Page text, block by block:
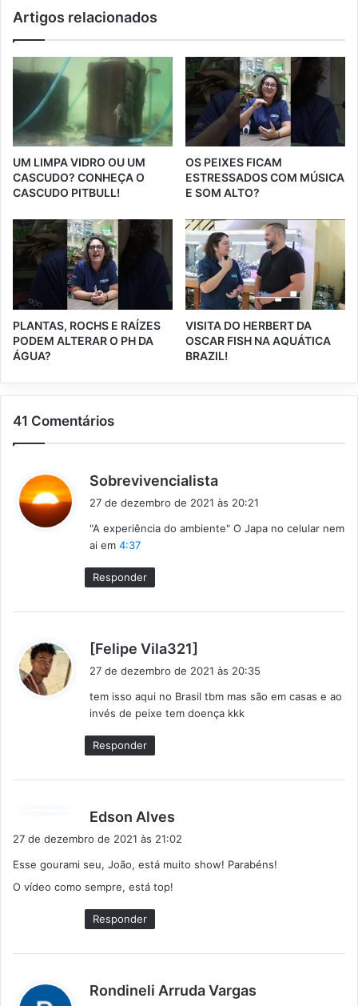
Artigos relacionados
UM LIMPA VIDRO OU UM
CASCUDO? CONHEÇA O
CASCUDO PITBULL!
OS PEIXES FICAM
ESTRESSADOS COM MÚSICA
E SOM ALTO?
PLANTAS, ROCHS E RAÍZES
PODEM ALTERAR O PH DA
ÁGUA?
VISITA DO HERBERT DA
OSCAR FISH NA AQUÁTICA
BRAZIL!
41 Comentários
Sobrevivencialista
i
s
27 de dezembro de 2021 às 20:21
"A experiência do ambiente" O Japa no celular nem
ai em 4:37
Responder
[Felipe Vila321]
i
s
e
27 de dezembro de 2021 às 20:35
tem isso aqui no Brasil tbm mas são em casas e ao
invés de peixe tem doença kkk
Responder
Edson Alves
s
27 de dezembro de 2021 às 21:02
Esse gourami seu, João, está muito show! Parabéns!
O vídeo como sempre, está top!
Responder
Rondineli Arruda Vargas